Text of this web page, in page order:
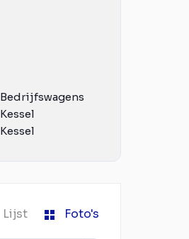
Bedrijfswagens
Kessel
Kessel
Lijst Foto's